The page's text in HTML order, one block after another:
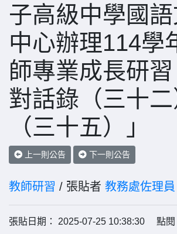
子高級中學國
中心辦理114學
師專業成長研
對話錄（三十
（三十五）」
上一則公告 下一則公告
教師研習 / 張貼者 教務處佐理員
張貼日期： 2025-07-25 10:38:30 點閱